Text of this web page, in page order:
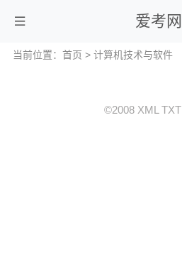
爱考网
当前位置： 首页 > 计算机技术与软件
©2008 XML TXT